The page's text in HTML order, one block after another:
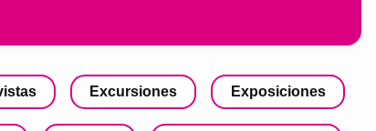
Excursiones Exposiciones